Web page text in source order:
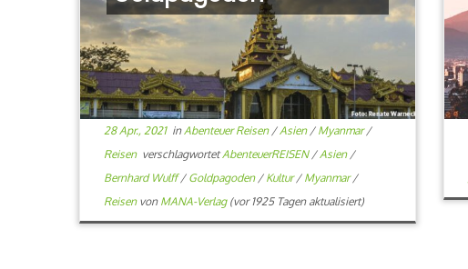
28 Apr., 2021in Abenteuer Reisen / Asien / Myanmar/
Reisen verschlagwortetAbenteuerREISEN / Asien /
Bernhard Wulff/ Goldpagoden / Kultur/ Myanmar/
Reisen von MANA-Verlag(vor 1925 Tagen aktualisiert)